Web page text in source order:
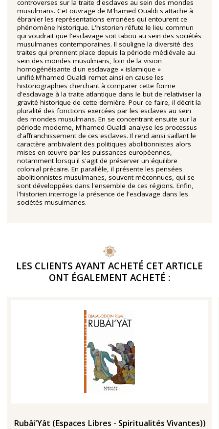
controverses sur la traite d'esclaves au sein des mondes
musulmans. Cet ouvrage de M'hamed Oualdi s'attache à
ébranler les représentations erronées qui entourent ce
phénomène historique. L'historien réfute le lieu commun
qui voudrait que l'esclavage soit tabou au sein des sociétés
musulmanes contemporaines. Il souligne la diversité des
traites qui prennent place depuis la période médiévale au
sein des mondes musulmans, loin de la vision
homogénéisante d'un esclavage « islamique »
unifié.M'hamed Oualdi remet ainsi en cause les
historiographies cherchant à comparer cette forme
d'esclavage à la traite atlantique dans le but de relativiser la
gravité historique de cette dernière. Pour ce faire, il décrit la
pluralité des fonctions exercées par les esclaves au sein
des mondes musulmans. En se concentrant ensuite sur la
période moderne, M'hamed Oualdi analyse les processus
d'affranchissement de ces esclaves. Il rend ainsi saillant le
caractère ambivalent des politiques abolitionnistes alors
mises en œuvre par les puissances européennes,
notamment lorsqu'il s'agit de préserver un équilibre
colonial précaire. En parallèle, il présente les pensées
abolitionnistes musulmanes, souvent méconnues, qui se
sont développées dans l'ensemble de ces régions. Enfin,
l'historien interroge la présence de l'esclavage dans les
sociétés musulmanes.
LES CLIENTS AYANT ACHETÉ CET ARTICLE
ONT ÉGALEMENT ACHETÉ :
Rubâi'Yât (Espaces Libres - Spiritualités Vivantes))